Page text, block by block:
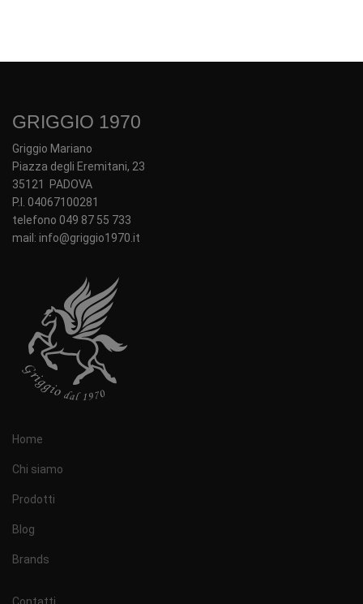
GRIGGIO 1970
Griggio Mariano
Piazza degli Eremitani, 23
35121 PADOVA
P.I. 04067100281
telefono 049 87 55 733
mail: info@griggio1970.it
Home
Chi siamo
Prodotti
Blog
Brands